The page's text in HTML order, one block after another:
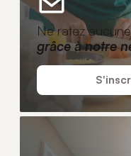
Ne ratez
grâce à notre